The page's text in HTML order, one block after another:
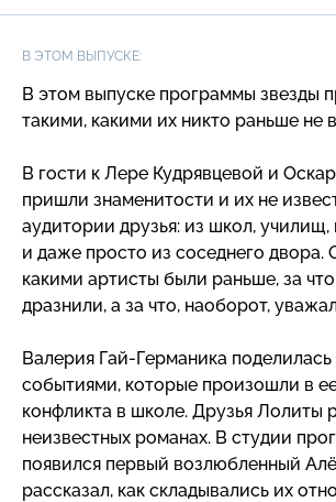
В ЭТОМ ВЫПУСКЕ:
В этом выпуске программы звезды
такими, какими их никто раньше не
В гости к Лере Кудрявцевой и
пришли знаменитости и их не
аудитории друзья: из школ, училищ,
и даже просто из соседнего двора.
какими артисты были раньше, за
дразнили, а за что, наоборот,
Валерия Гай-Германика
событиями, которые произошли в
конфликта в школе. Друзья Лолиты
неизвестных романах. В студии
появился первый возлюбленный
рассказал, как складывались их